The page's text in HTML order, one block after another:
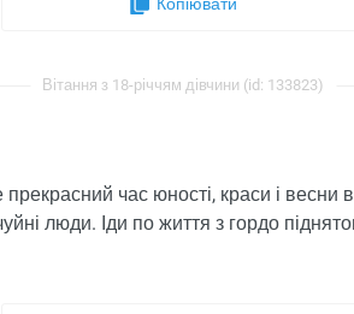
Вітання з 18-річчям дівчини (id: 133823)
час юності, краси і
люди. Іди по життя з гордо